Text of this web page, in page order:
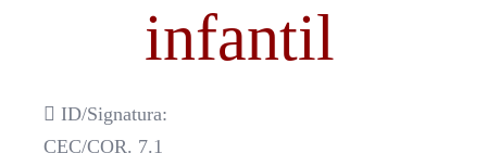
infantil
ID/Signatura:
CEC/COR. 7.1